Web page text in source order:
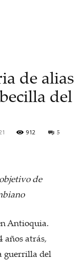
de alias
del
912 5
de
Antioquia.
años atrás,
guerrilla del